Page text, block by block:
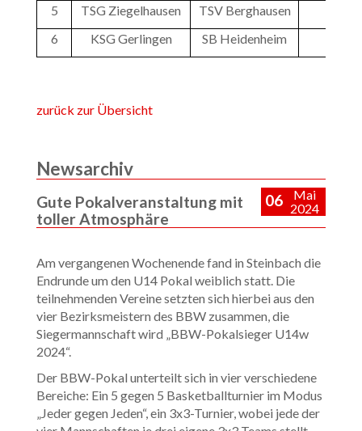
5
TSG Ziegelhausen TSV Berghausen
6
KSG Gerlingen SB Heidenheim
zurück zur Übersicht
Newsarchiv
Gute Pokalveranstaltung mit
toller Atmosphäre
Am vergangenen Wochenende fand in Steinbach die
Endrunde um den U14 Pokal weiblich statt. Die
teilnehmenden Vereine setzten sich hierbei aus den
vier Bezirksmeistern des BBW zusammen, die
Siegermannschaft wird „BBW-Pokalsieger U14w
2024“.
Der BBW-Pokal unterteilt sich in vier verschiedene
Bereiche: Ein 5 gegen 5 Basketballturnier im Modus
„Jeder gegen Jeden“, ein 3x3-Turnier, wobei jede der
06
Mai
2024